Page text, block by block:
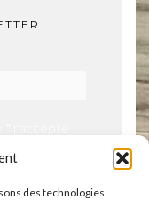
des technologies